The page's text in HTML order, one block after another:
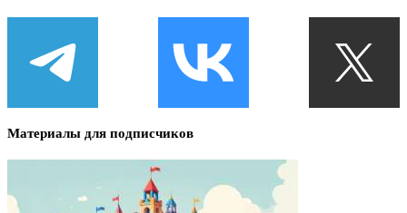
Материалы для подписчиков